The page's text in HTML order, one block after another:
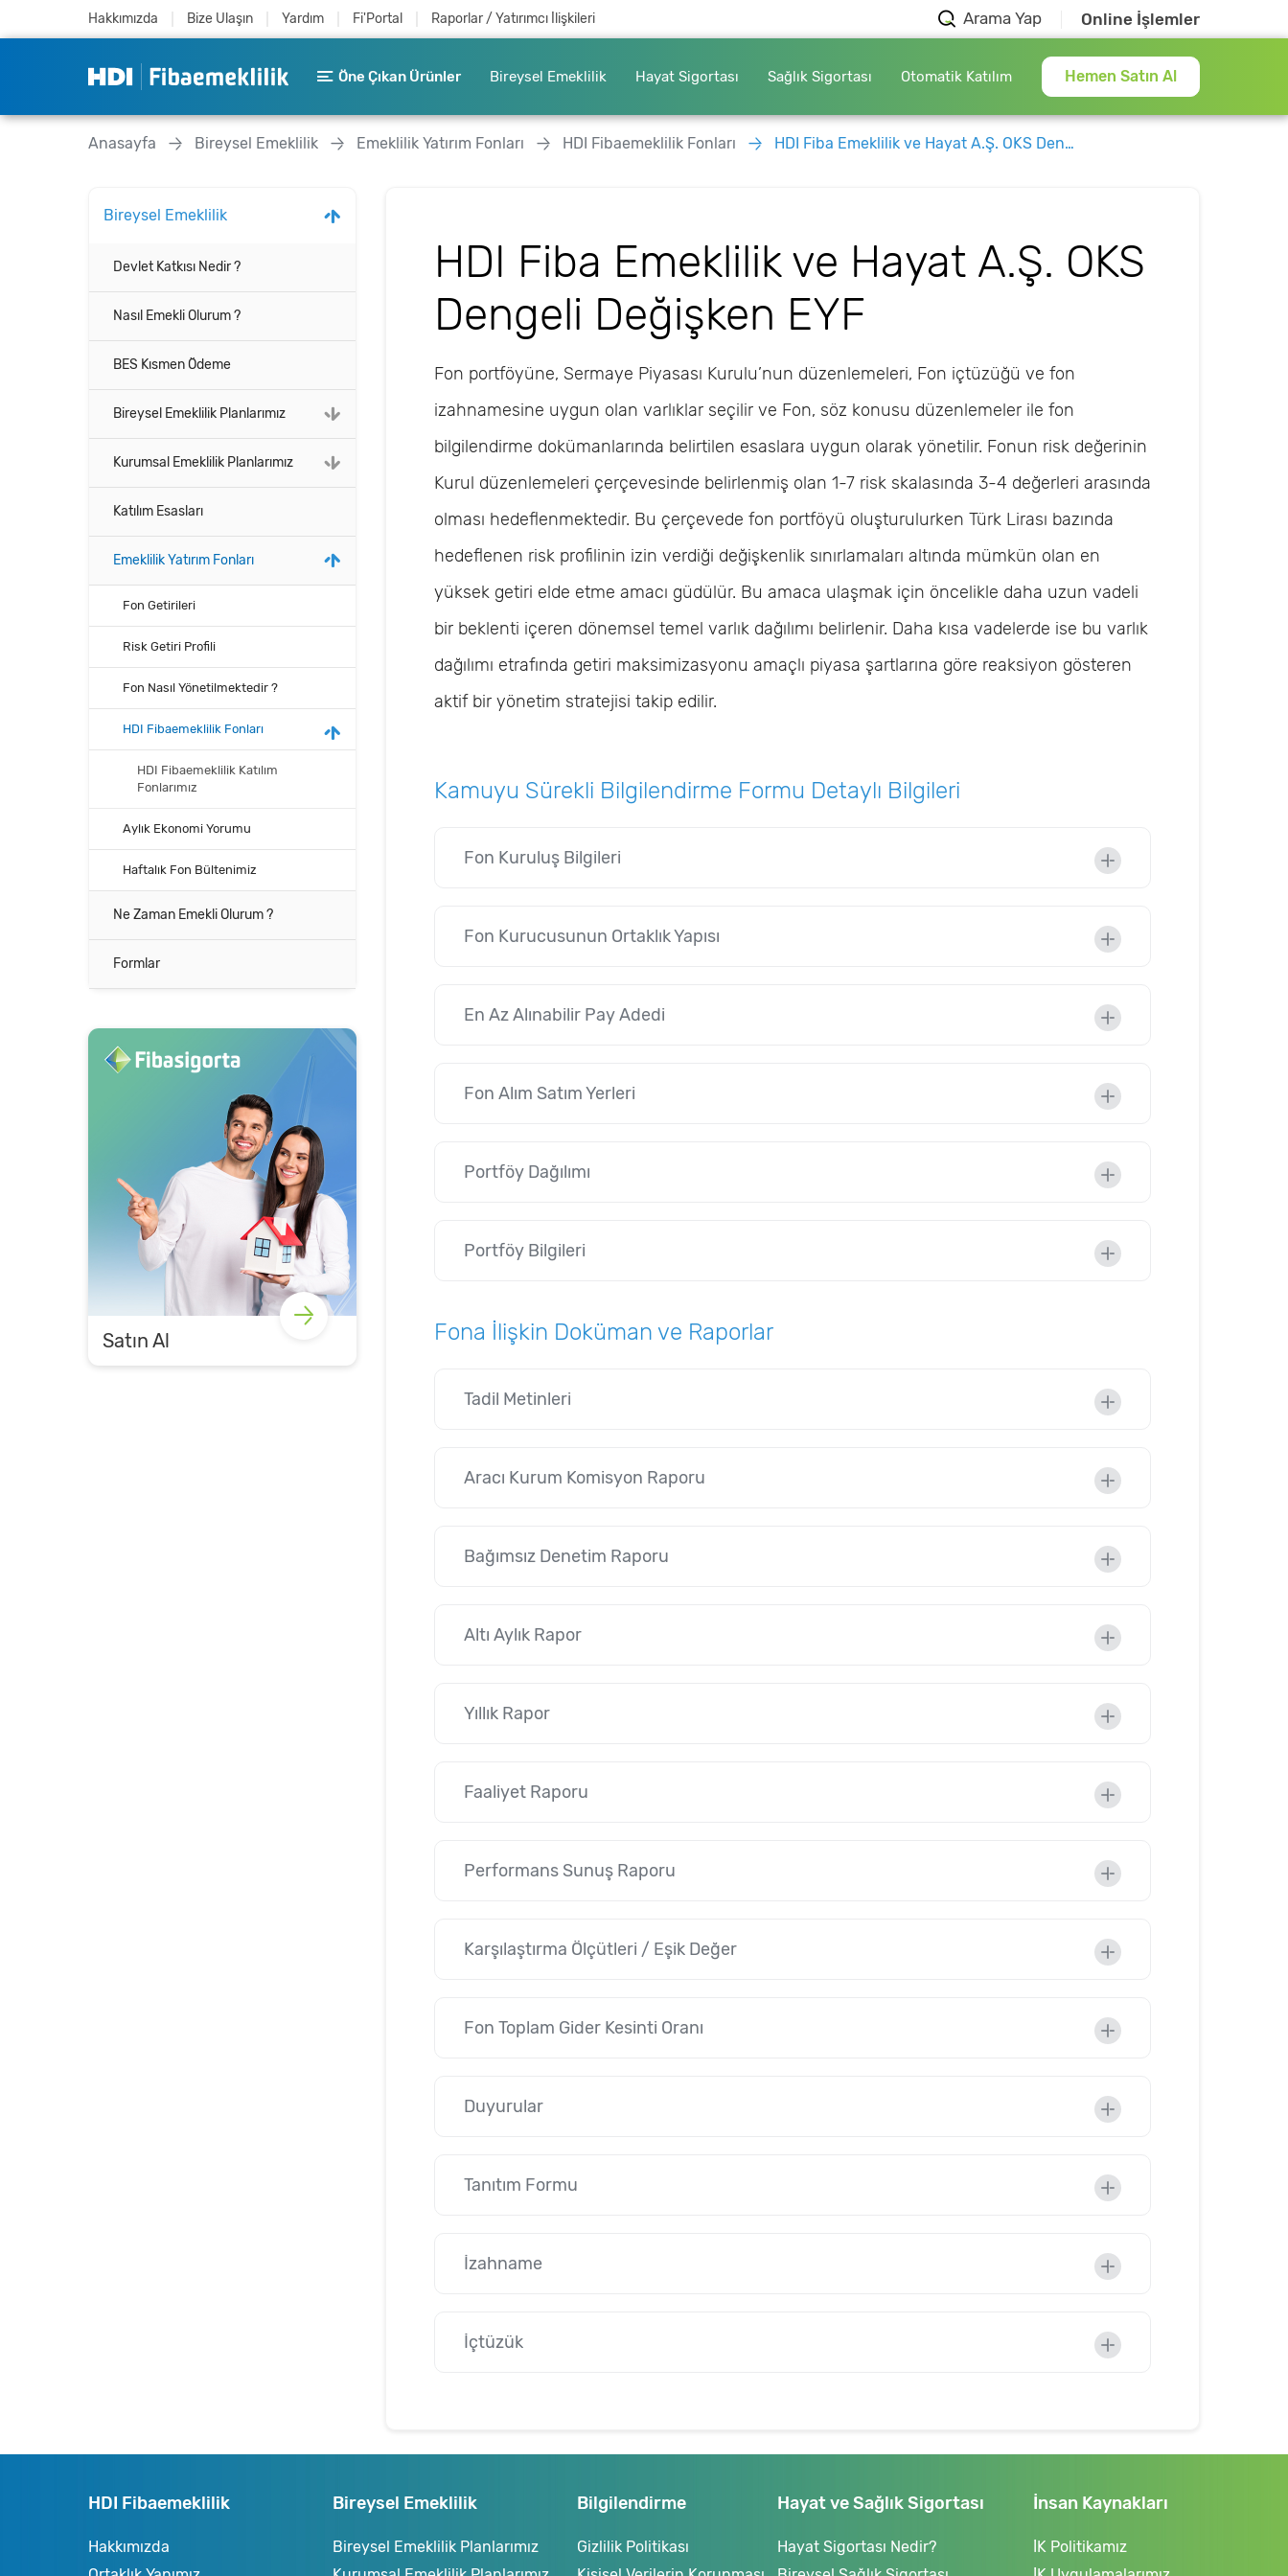
Hakkımızda Bize Ulaşın Yardım Fi'Portal Raporlar / Yatırımcı İlişkileri Online İşlemler
Arama Yap
Öne Çıkan Ürünler Bireysel Emeklilik Hayat Sigortası Sağlık Sigortası Otomatik Katılım Hemen Satın Al
Anasayfa Bireysel Emeklilik Emeklilik Yatırım Fonları HDI Fibaemeklilik Fonları HDI Fiba Emeklilik ve Hayat A.Ş. OKS Dengeli Değişken EYF
Bireysel Emeklilik
Devlet Katkısı Nedir ?
Nasıl Emekli Olurum ?
BES Kısmen Ödeme
Bireysel Emeklilik Planlarımız
Kurumsal Emeklilik Planlarımız
Katılım Esasları
Emeklilik Yatırım Fonları
Fon Getirileri
Risk Getiri Profili
Fon Nasıl Yönetilmektedir ?
HDI Fibaemeklilik Fonları
HDI Fibaemeklilik Katılım
Fonlarımız
Aylık Ekonomi Yorumu
Haftalık Fon Bültenimiz
Ne Zaman Emekli Olurum ?
Formlar
Satın Al
HDI Fiba Emeklilik ve Hayat A.Ş. OKS
Dengeli Değişken EYF
Fon portföyüne, Sermaye Piyasası Kurulu’nun düzenlemeleri, Fon içtüzüğü ve fon
izahnamesine uygun olan varlıklar seçilir ve Fon, söz konusu düzenlemeler ile fon
bilgilendirme dokümanlarında belirtilen esaslara uygun olarak yönetilir. Fonun risk değerinin
Kurul düzenlemeleri çerçevesinde belirlenmiş olan 1-7 risk skalasında 3-4 değerleri arasında
olması hedeflenmektedir. Bu çerçevede fon portföyü oluşturulurken Türk Lirası bazında
hedeflenen risk profilinin izin verdiği değişkenlik sınırlamaları altında mümkün olan en
yüksek getiri elde etme amacı güdülür. Bu amaca ulaşmak için öncelikle daha uzun vadeli
bir beklenti içeren dönemsel temel varlık dağılımı belirlenir. Daha kısa vadelerde ise bu varlık
dağılımı etrafında getiri maksimizasyonu amaçlı piyasa şartlarına göre reaksiyon gösteren
aktif bir yönetim stratejisi takip edilir.
Kamuyu Sürekli Bilgilendirme Formu Detaylı Bilgileri
Fon Kuruluş Bilgileri
Fon Kurucusunun Ortaklık Yapısı
En Az Alınabilir Pay Adedi
Fon Alım Satım Yerleri
Portföy Dağılımı
Portföy Bilgileri
Fona İlişkin Doküman ve Raporlar
Tadil Metinleri
Aracı Kurum Komisyon Raporu
Bağımsız Denetim Raporu
Altı Aylık Rapor
Yıllık Rapor
Faaliyet Raporu
Performans Sunuş Raporu
Karşılaştırma Ölçütleri / Eşik Değer
Fon Toplam Gider Kesinti Oranı
Duyurular
Tanıtım Formu
İzahname
İçtüzük
HDI Fibaemeklilik
Hakkımızda
Bireysel Emeklilik
Bireysel Emeklilik Planlarımız
Bilgilendirme
Gizlilik Politikası
Hayat ve Sağlık Sigortası
Hayat Sigortası Nedir?
İnsan Kaynakları
İK Politikamız